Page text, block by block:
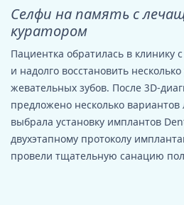
Селфи на память с
куратором
Пациентка обратилась в клинику
и надолго восстановить
жевательных зубов. После 3D-
предложено несколько
выбрала установку имплантов
двухэтапному протоколу
провели тщательную санацию